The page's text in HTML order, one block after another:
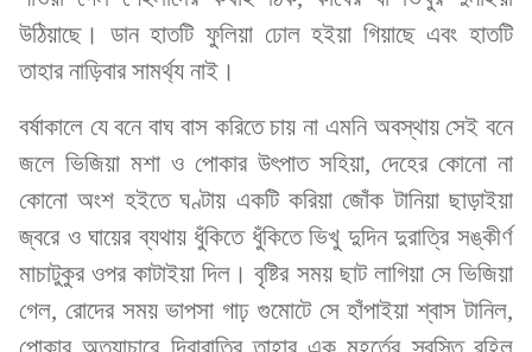
উঠিয়াছে। ডান হাতটি ফুলিয়া ঢোল হইয়া গিয়াছে এবং হাতটি
তাহার নাড়িবার সামর্থ্য নাই।
বর্ষাকালে যে বনে বাঘ বাস করিতে চায় না এমনি অবস্থায় সেই বনে
জলে ভিজিয়া মশা ও পোকার উৎপাত সহিয়া, দেহের কোনো না
কোনো অংশ হইতে ঘণ্টায় একটি করিয়া জোঁক টানিয়া ছাড়াইয়া
জ্বরে ও ঘায়ের ব্যথায় ধুঁকিতে ধুঁকিতে ভিখু দুদিন দুরাত্রি সঙ্কীর্ণ
মাচাটুকুর ওপর কাটাইয়া দিল। বৃষ্টির সময় ছাট লাগিয়া সে ভিজিয়া
গেল, রোদের সময় ভাপসা গাঢ় গুমোটে সে হাঁপাইয়া শ্বাস টানিল,